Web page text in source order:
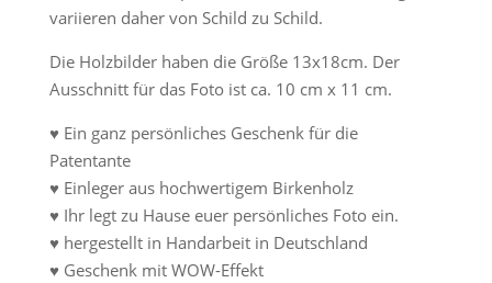
variieren daher von Schild zu Schild.
Die Holzbilder haben die Größe 13x18cm. Der
Ausschnitt für das Foto ist ca. 10 cm x 11 cm.
♥ Ein ganz persönliches Geschenk für die
Patentante
♥ Einleger aus hochwertigem Birkenholz
♥ Ihr legt zu Hause euer persönliches Foto ein.
♥ hergestellt in Handarbeit in Deutschland
♥ Geschenk mit WOW-Effekt